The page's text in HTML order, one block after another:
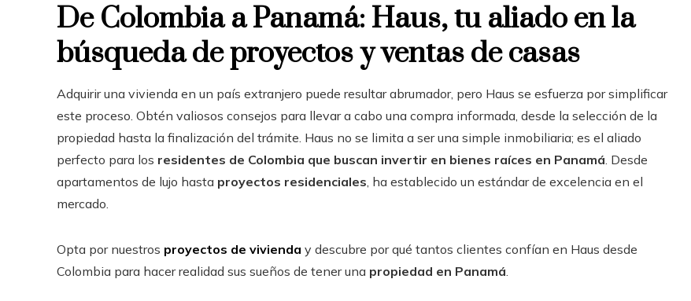
De Colombia a Panamá: Haus, tu aliado en la
búsqueda de proyectos y ventas de casas
Adquirir una vivienda en un país extranjero puede resultar abrumador, pero Haus se esfuerza por simplificar
este proceso. Obtén valiosos consejos para llevar a cabo una compra informada, desde la selección de la
propiedad hasta la finalización del trámite. Haus no se limita a ser una simple inmobiliaria; es el aliado
perfecto para los residentes de Colombia que buscan invertir en bienes raíces en Panamá. Desde
apartamentos de lujo hasta proyectos residenciales, ha establecido un estándar de excelencia en el
mercado.
Opta por nuestros proyectos de vivienda y descubre por qué tantos clientes confían en Haus desde
Colombia para hacer realidad sus sueños de tener una propiedad en Panamá.